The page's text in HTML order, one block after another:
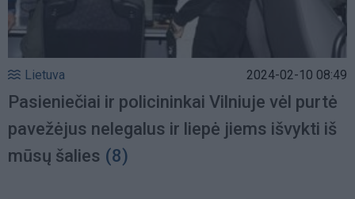
Lietuva 2024-02-10 08:49
Pasieniečiai ir policininkai Vilniuje vėl purtė
pavežėjus nelegalus ir liepė jiems išvykti iš
mūsų šalies (8)